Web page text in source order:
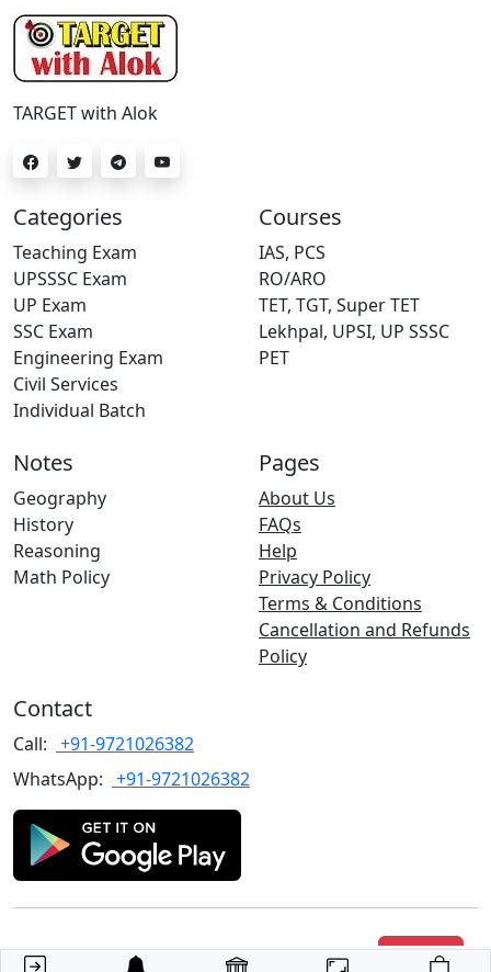
TARGET with Alok
Categories
Teaching Exam
UPSSSC Exam
UP Exam
SSC Exam
Engineering Exam
Civil Services
Individual Batch
Courses
IAS, PCS
RO/ARO
TET, TGT, Super TET
Lekhpal, UPSI, UP SSSC
PET
Notes
Geography
History
Reasoning
Math Policy
Pages
About Us
FAQs
Help
Privacy Policy
Terms & Conditions
Cancellation and Refunds
Policy
Contact
Call: +91-9721026382
WhatsApp: +91-9721026382
Copyrights©2022 TARGET with Alok. All rights reserved.
Join Us